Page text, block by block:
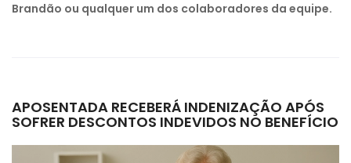
Brandão ou qualquer um dos colaboradores da equipe.
APOSENTADA RECEBERÁ INDENIZAÇÃO APÓS
SOFRER DESCONTOS INDEVIDOS NO BENEFÍCIO